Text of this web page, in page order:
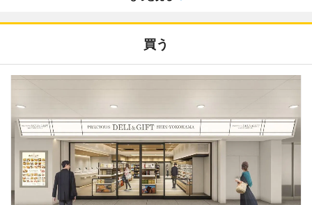
買う